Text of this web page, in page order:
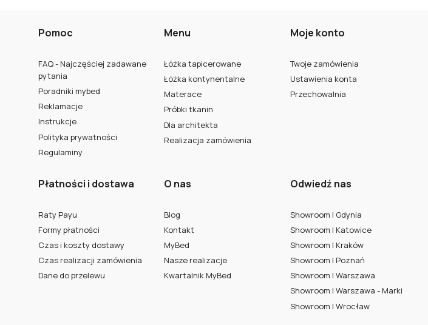
tylko podbijają rynek już od dłuższego
popularne łóżkozjednało sobie wielu
zwolenników a wszystko za sprawą wielu
możliwości, jakie dają
nowoczesne łóżka
etapy, by wreszcie trafić do
Pomoc
FAQ - Najczęściej zadawane
pytania
Poradniki mybed
Reklamacje
Instrukcje
Polityka prywatności
Regulaminy
Menu
Łóżka tapicerowane
Łóżka kontynentalne
Materace
Próbki tkanin
Dla architekta
Realizacja zamówienia
Moje konto
Twoje zamówienia
Ustawienia konta
Przechowalnia
Płatności i dostawa
Raty Payu
Formy płatności
Czas i koszty dostawy
Czas realizacji zamówienia
Dane do przelewu
O nas
Blog
Kontakt
MyBed
Nasze realizacje
Kwartalnik MyBed
Odwiedź nas
Showroom | Gdynia
Showroom | Katowice
Showroom | Kraków
Showroom | Poznań
Showroom | Warszawa
Showroom | Warszawa - Marki
Showroom | Wrocław